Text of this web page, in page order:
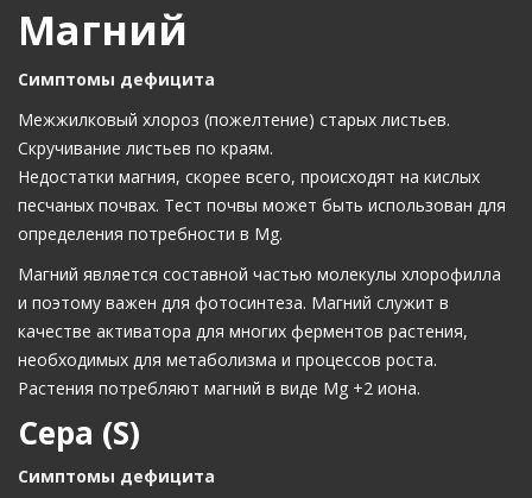
Магний
Симптомы дефицита
Межжилковый хлороз (пожелтение) старых листьев.
Скручивание листьев по краям.
Недостатки магния, скорее всего, происходят на кислых
песчаных почвах. Тест почвы может быть использован для
определения потребности в Mg.
Магний является составной частью молекулы хлорофилла
и поэтому важен для фотосинтеза. Магний служит в
качестве активатора для многих ферментов растения,
необходимых для метаболизма и процессов роста.
Растения потребляют магний в виде Mg +2 иона.
Сера (S)
Симптомы дефицита